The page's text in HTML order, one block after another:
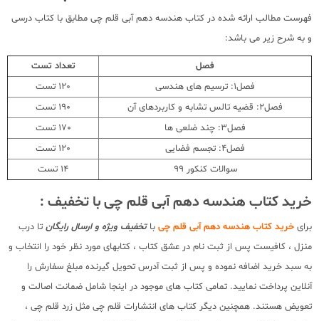
فهرست مطالب ارائه شده در کتاب هندسه دهم آبی قلم چی مطابق با کتاب درسی
و به شرح زیر می باشد:
فصل
تعداد تست
فصل1: ترسیم های هندسی
120 تست
فصل2: قضیه تالس تشابه و کاربردهای آن
190 تست
فصل3: چند ضلعی ها
170 تست
فصل4: تجسم فضایی
120 تست
سوالات کنکور 99
14 تست
خرید کتاب هندسه دهم آبی قلم چی با تخفیف :
برای خرید کتاب هندسه دهم آبی قلم چی باتخفیف ویژه و ارسال رایگان تا درب
منزل ، کافیست پس از ثبت نام در عشق کتاب ، کتابهای مورد نظر خود را انتخاب و
به سبد خرید اضافه نموده و پس از ثبت آدرس تحویل گیرنده مبلغ سفارش را
آنلاین پرداخت نمایید. تمامی کتاب های موجود در اینجا شامل ضمانت اصالت و
تعویض هستند. همچنین دیگر کتاب های انتشارات قلم چی مثل زرد قلم چی ،